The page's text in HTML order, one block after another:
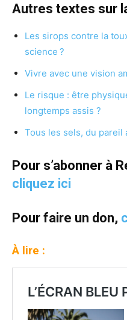
Autres textes sur
Les sirops contre la
science ?
Vivre avec une vision
Le risque : être
longtemps assis ?
Tous les sels, du pareil
Pour s’abonner à
cliquez ici
Pour faire un don,
À lire :